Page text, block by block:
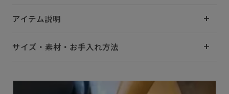
アイテム説明
サイズ・素材・お手入れ方法